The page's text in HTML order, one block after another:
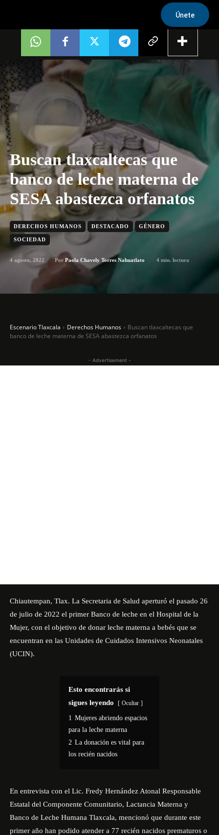
Únete
Buscan tlaxcaltecas que
banco de leche materna de
SESA abastezca orfanatos
DERECHOS HUMANOS DESTACADO GÉNERO
SOCIEDAD
4 agosto, 2022 Por Paola Chavely Torres Nahuatlato 4 min. lectura
Escenario Tlaxcala Derechos Humanos
Buscan tlaxcaltecas que
banco de leche materna de SESA abastezca orfanatos
- Advertisement -
Chiautempan, Tlax. La Secretaria de Salud aperturó el pasado 26
de julio de 2022 el primer Banco de leche en el Hospital de la
Mujer, con el objetivo de donar leche materna a bebés que se
encuentran en las Unidades de Cuidados Intensivos Neonatales
(UCIN).
Esto encontrarás si
sigues leyendo
Ocultar
1 Mujeres abriendo espacios
para la leche materna
2 La donación es vital para
los recién nacidos
En entrevista con el Lic. Fredy Hernández Atonal Responsable
Estatal del Componente Comunitario, Lactancia Materna y
Banco de Leche Humana Tlaxcala, mencionó que durante este
primer año han podido atender a 77 recién nacidos prematuros o